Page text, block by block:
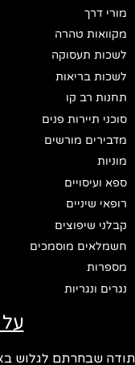
מורי דרך
מקוואות טהרה
לשכות תעסוקה
לשכות בריאות
תחנות רב קו
סוכני תיירות פנים
מדבירים מורשים
מוניות
ספא ועיסויים
רופאי שיניים
קבלני שיפוצים
חשמלאים מוסמכים
מספרות
נגרים ונגריות
שבחרתם לגלוש